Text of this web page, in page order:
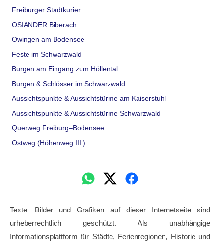
Freiburger Stadtkurier
OSIANDER Biberach
Owingen am Bodensee
Feste im Schwarzwald
Burgen am Eingang zum Höllental
Burgen & Schlösser im Schwarzwald
Aussichtspunkte & Aussichtstürme am Kaiserstuhl
Aussichtspunkte & Aussichtstürme Schwarzwald
Querweg Freiburg–Bodensee
Ostweg (Höhenweg III.)
Texte, Bilder und Grafiken auf dieser Internetseite sind
urheberrechtlich geschützt. Als unabhängige
Informationsplattform für Städte, Ferienregionen, Historie und